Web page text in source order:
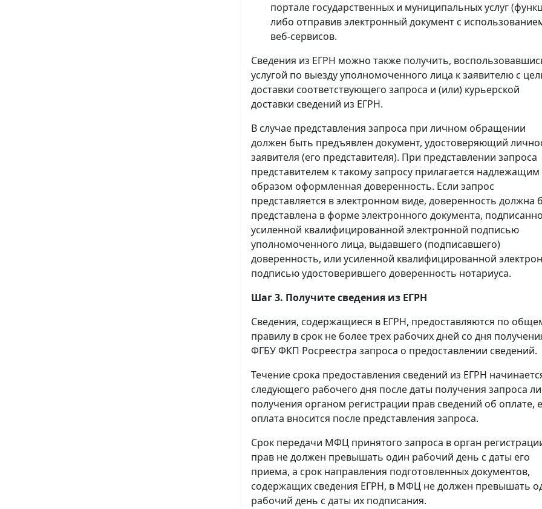
портале государственных и муниципальных услуг
либо отправив электронный документ с
веб-сервисов.
Сведения из ЕГРН можно также получить,
услугой по выезду уполномоченного лица к заявителю с
доставки соответствующего запроса и (или) курьерской
доставки сведений из ЕГРН.
В случае представления запроса при личном обращении
должен быть предъявлен документ, удостоверяющий
заявителя (его представителя). При представлении запроса
представителем к такому запросу прилагается надлежащим
образом оформленная доверенность. Если запрос
представляется в электронном виде, доверенность должна
представлена в форме электронного документа,
усиленной квалифицированной электронной подписью
уполномоченного лица, выдавшего (подписавшего)
доверенность, или усиленной квалифицированной
подписью удостоверившего доверенность нотариуса.
Шаг 3. Получите сведения из ЕГРН
Сведения, содержащиеся в ЕГРН, предоставляются по
правилу в срок не более трех рабочих дней со дня
ФГБУ ФКП Росреестра запроса о предоставлении сведений.
Течение срока предоставления сведений из ЕГРН
следующего рабочего дня после даты получения запроса
получения органом регистрации прав сведений об оплате,
оплата вносится после представления запроса.
Срок передачи МФЦ принятого запроса в орган
прав не должен превышать один рабочий день с даты его
приема, а срок направления подготовленных документов,
содержащих сведения ЕГРН, в МФЦ не должен превышать
рабочий день с даты их подписания.